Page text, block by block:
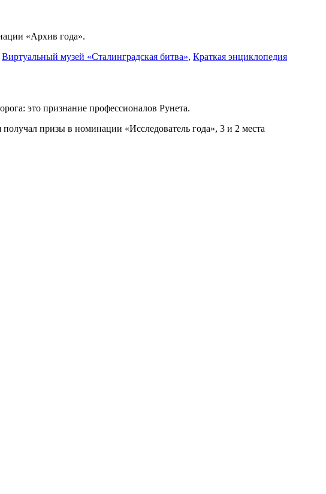
«Архив года».
Виртуальный музей «Сталинградская битва», Краткая энциклопедия
это признание профессионалов Рунета.
призы в номинации «Исследователь года», 3 и 2 места